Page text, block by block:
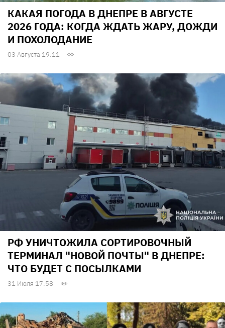
КАКАЯ ПОГОДА В ДНЕПРЕ В АВГУСТЕ
2026 ГОДА: КОГДА ЖДАТЬ ЖАРУ, ДОЖДИ
И ПОХОЛОДАНИЕ
03 Августа 19:11
РФ УНИЧТОЖИЛА СОРТИРОВОЧНЫЙ
ТЕРМИНАЛ "НОВОЙ ПОЧТЫ" В ДНЕПРЕ:
ЧТО БУДЕТ С ПОСЫЛКАМИ
31 Июля 17:58